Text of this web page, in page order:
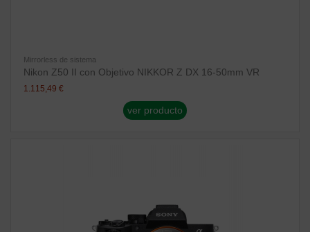
Mirrorless de sistema
Nikon Z50 II con Objetivo NIKKOR Z DX 16-50mm VR
1.115,49 €
ver producto